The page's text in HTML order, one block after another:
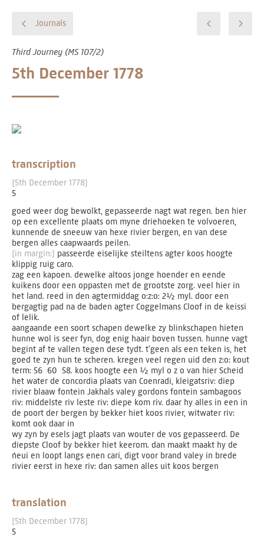
Journals
Third Journey (MS 107/2)
5th December 1778
transcription
[5th December 1778]
5
goed weer dog bewolkt, gepasseerde nagt wat regen. ben hier
op een excellente plaats om myne driehoeken te volvoeren,
kunnende de sneeuw van hexe rivier bergen, en van dese
bergen alles caapwaards peilen.
[in margin:] passeerde eiselijke steiltens agter koos hoogte
klippig ruig caro.
zag een kapoen. dewelke altoos jonge hoender en eende
kuikens door een oppasten met de grootste zorg. veel hier in
het land. reed in den agtermiddag o:z:o: 2½ myl. door een
bergagtig pad na de baden agter Coggelmans Cloof in de keissi
of lelik.
aangaande een soort schapen dewelke zy blinkschapen hieten
hunne wol is seer fyn, dog enig haair boven tussen. hunne vagt
begint af te vallen tegen dese tydt. t’geen als een teken is, het
goed te zyn hun te scheren. kregen veel regen uid den z:o: kout
term: 56 ­ 60 ­ 58. koos hoogte een ½ myl o z o van hier Scheid
het water de concordia plaats van Coenradi, kleigatsriv: diep
rivier blaaw fontein Jakhals valey gordons fontein sambagoos
riv: middelste riv leste riv: diepe kom riv. daar hy alles in een in
de poort der bergen by bekker hiet koos rivier, witwater riv:
komt ook daar in
wy zyn by esels jagt plaats van wouter de vos gepasseerd. De
diepste Cloof by bekker hiet keerom. dan maakt maakt hy de
ńeui en loopt langs enen cari, digt voor brand valey in brede
rivier eerst in hexe riv: dan samen alles uit koos bergen
translation
[5th December 1778]
5